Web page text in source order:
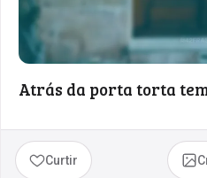
Atrás da porta torta
Curtir